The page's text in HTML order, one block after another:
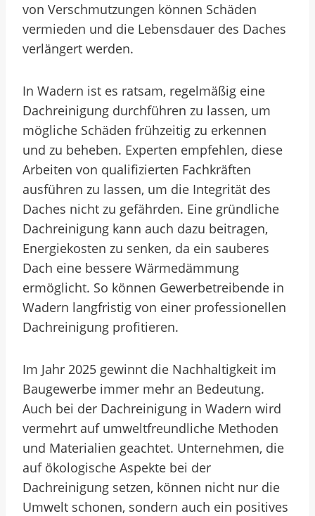
von Verschmutzungen können Schäden
vermieden und die Lebensdauer des Daches
verlängert werden.
In Wadern ist es ratsam, regelmäßig eine
Dachreinigung durchführen zu lassen, um
mögliche Schäden frühzeitig zu erkennen
und zu beheben. Experten empfehlen, diese
Arbeiten von qualifizierten Fachkräften
ausführen zu lassen, um die Integrität des
Daches nicht zu gefährden. Eine gründliche
Dachreinigung kann auch dazu beitragen,
Energiekosten zu senken, da ein sauberes
Dach eine bessere Wärmedämmung
ermöglicht. So können Gewerbetreibende in
Wadern langfristig von einer professionellen
Dachreinigung profitieren.
Im Jahr 2025 gewinnt die Nachhaltigkeit im
Baugewerbe immer mehr an Bedeutung.
Auch bei der Dachreinigung in Wadern wird
vermehrt auf umweltfreundliche Methoden
und Materialien geachtet. Unternehmen, die
auf ökologische Aspekte bei der
Dachreinigung setzen, können nicht nur die
Umwelt schonen, sondern auch ein positives